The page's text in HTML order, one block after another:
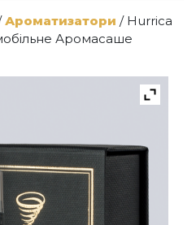
Ароматизатори / Hurrica
Аромасаше